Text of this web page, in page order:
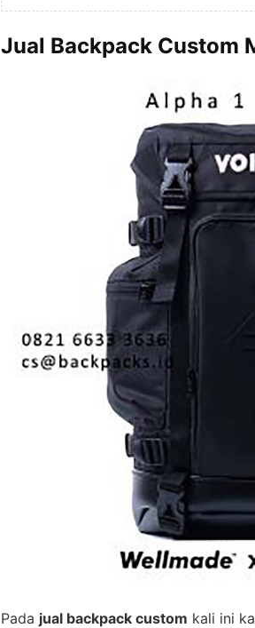
Jual Backpack Custom
Pada jual backpack custom kali ini